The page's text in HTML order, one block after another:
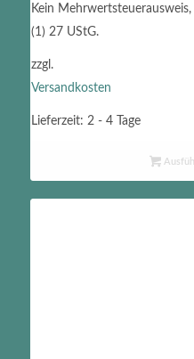
Kein
(1) 27 UStG.
zzgl.
Versandkosten
Lieferzeit: 2 - 4 Tage